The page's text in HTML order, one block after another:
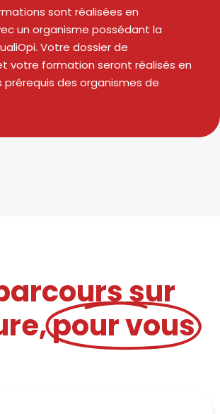
sont réalisées en
un organisme possédant la
Votre dossier de
votre formation seront réalisés en
des organismes de
sur
pour vous